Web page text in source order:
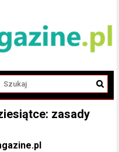
zasady